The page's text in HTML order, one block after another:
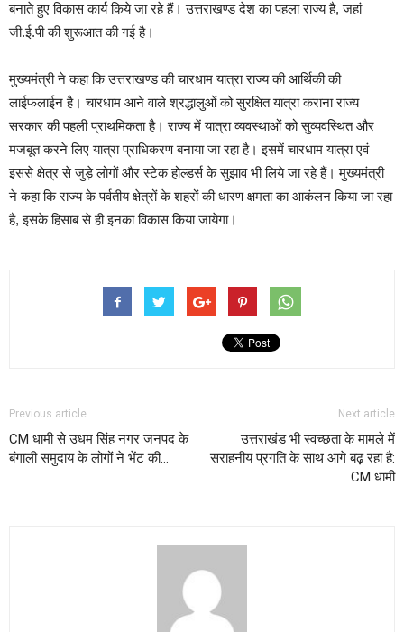
बनाते हुए विकास कार्य किये जा रहे हैं। उत्तराखण्ड देश का पहला राज्य है, जहां
जी.ई.पी की शुरूआत की गई है।
मुख्यमंत्री ने कहा कि उत्तराखण्ड की चारधाम यात्रा राज्य की आर्थिकी की
लाईफलाईन है। चारधाम आने वाले श्रद्धालुओं को सुरक्षित यात्रा कराना राज्य
सरकार की पहली प्राथमिकता है। राज्य में यात्रा व्यवस्थाओं को सुव्यवस्थित और
मजबूत करने लिए यात्रा प्राधिकरण बनाया जा रहा है। इसमें चारधाम यात्रा एवं
इससे क्षेत्र से जुड़े लोगों और स्टेक होल्डर्स के सुझाव भी लिये जा रहे हैं। मुख्यमंत्री
ने कहा कि राज्य के पर्वतीय क्षेत्रों के शहरों की धारण क्षमता का आकंलन किया जा रहा
है, इसके हिसाब से ही इनका विकास किया जायेगा।
Previous article
CM धामी से उधम सिंह नगर जनपद के
बंगाली समुदाय के लोगों ने भेंट की…
Next article
उत्तराखंड भी स्वच्छता के मामले में
सराहनीय प्रगति के साथ आगे बढ़ रहा है:
CM धामी